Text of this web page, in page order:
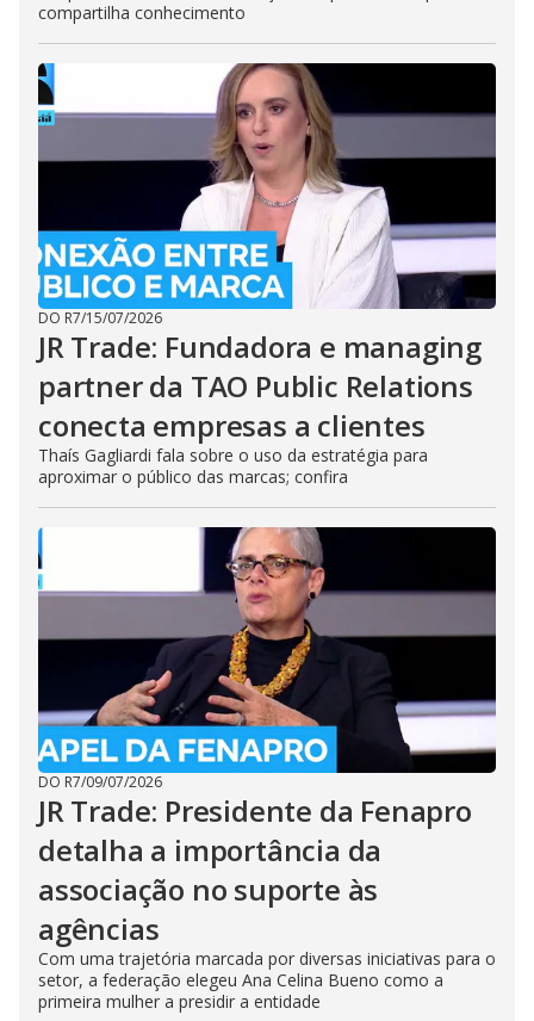
compartilha conhecimento
DO R7/15/07/2026
JR Trade: Fundadora e managing
partner da TAO Public Relations
conecta empresas a clientes
Thaís Gagliardi fala sobre o uso da estratégia para
aproximar o público das marcas; confira
DO R7/09/07/2026
JR Trade: Presidente da Fenapro
detalha a importância da
associação no suporte às
agências
Com uma trajetória marcada por diversas iniciativas para o
setor, a federação elegeu Ana Celina Bueno como a
primeira mulher a presidir a entidade